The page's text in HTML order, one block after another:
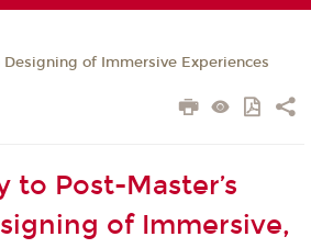
Designing of Immersive Experiences
to Post-Master’s
of Immersive,